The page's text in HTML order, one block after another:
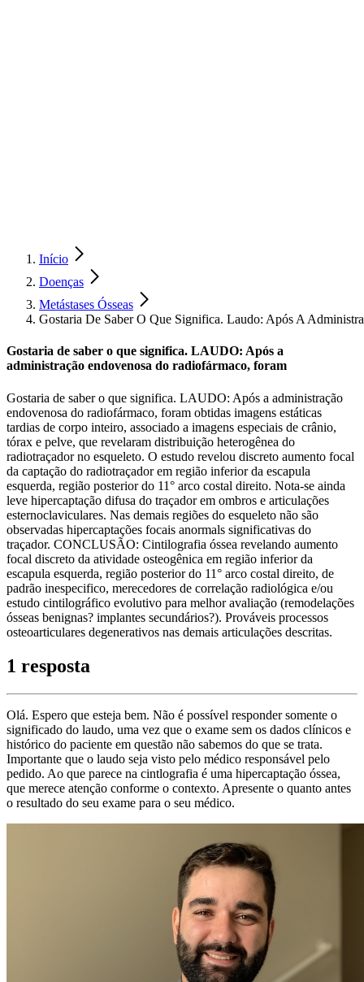
Início
Doenças
Metástases Ósseas
Gostaria De Saber O Que Significa. Laudo: Após A
Gostaria de saber o que significa. LAUDO: Após a
administração endovenosa do radiofármaco, foram
Gostaria de saber o que significa. LAUDO: Após a administração
endovenosa do radiofármaco, foram obtidas imagens estáticas
tardias de corpo inteiro, associado a imagens especiais de crânio,
tórax e pelve, que revelaram distribuição heterogênea do
radiotraçador no esqueleto. O estudo revelou discreto aumento focal
da captação do radiotraçador em região inferior da escapula
esquerda, região posterior do 11° arco costal direito. Nota-se ainda
leve hipercaptação difusa do traçador em ombros e articulações
esternoclaviculares. Nas demais regiões do esqueleto não são
observadas hipercaptações focais anormals significativas do
traçador. CONCLUSÃO: Cintilografia óssea revelando aumento
focal discreto da atividade osteogênica em região inferior da
escapula esquerda, região posterior do 11° arco costal direito, de
padrão inespecifico, merecedores de correlação radiológica e/ou
estudo cintilográfico evolutivo para melhor avaliação (remodelações
ósseas benignas? implantes secundários?). Prováveis processos
osteoarticulares degenerativos nas demais articulações descritas.
1 resposta
Olá. Espero que esteja bem. Não é possível responder somente o
significado do laudo, uma vez que o exame sem os dados clínicos e
histórico do paciente em questão não sabemos do que se trata.
Importante que o laudo seja visto pelo médico responsável pelo
pedido. Ao que parece na cintlografia é uma hipercaptação óssea,
que merece atenção conforme o contexto. Apresente o quanto antes
o resultado do seu exame para o seu médico.